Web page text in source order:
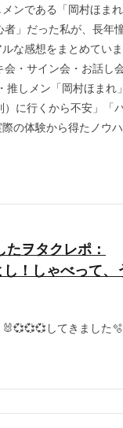
ンである「岡村ほま
」だった私が、長年
な感想をまとめていま
・サイン会・お話し
推しメン「岡村ほまれ
に行くから不安」「
の体験から得たノウハ
ヲタクレポ：
！しゃべって、
してきました